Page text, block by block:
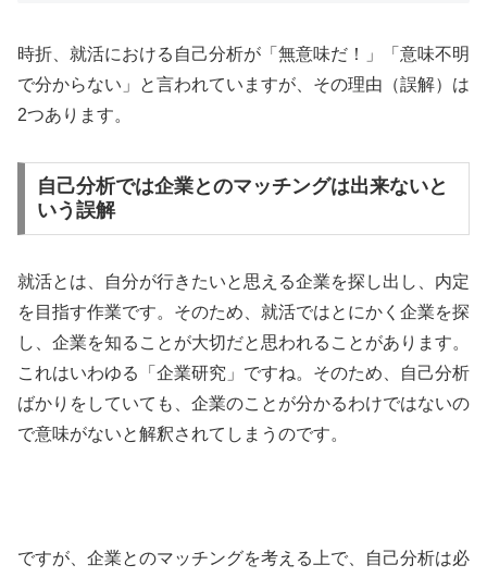
時折、就活における自己分析が「無意味だ！」「意味不明
で分からない」と言われていますが、その理由（誤解）は
2つあります。
自己分析では企業とのマッチングは出来ないと
いう誤解
就活とは、自分が行きたいと思える企業を探し出し、内定
を目指す作業です。そのため、就活ではとにかく企業を探
し、企業を知ることが大切だと思われることがあります。
これはいわゆる「企業研究」ですね。そのため、自己分析
ばかりをしていても、企業のことが分かるわけではないの
で意味がないと解釈されてしまうのです。
ですが、企業とのマッチングを考える上で、自己分析は必